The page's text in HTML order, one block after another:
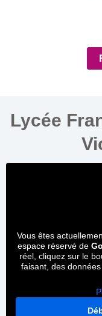
Lycée
Vous êtes
espace réservé de
réel, cliquez sur le
faisant, des